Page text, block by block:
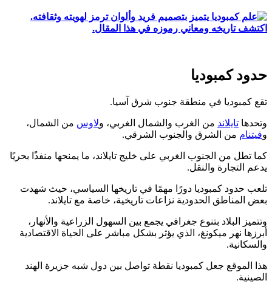
كمبوديا
في منطقة جنوب شرق آسيا.
تايلاندمن الغرب والشمال الغربي، و لاوسمن الشمال،
من الشرق والجنوب الشرقي.
من الجنوب الغربي على خليج تايلاند، ما يمنحها منفذًا بحريًا
التجارة والنقل.
حدود كمبوديا دورًا مهمًا في تاريخها السياسي، حيث شهدت
الحدودية نزاعات تاريخية، خاصة مع تايلاند.
البلاد بتنوع جغرافي يجمع بين السهول الزراعية والأنهار،
نهر ميكونغ، الذي يؤثر بشكل مباشر على الحياة الاقتصادية
جعل كمبوديا نقطة تواصل بين دول شبه جزيرة الهند